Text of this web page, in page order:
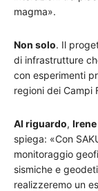
magma».
Non solo. Il
di infrastrutture
con esperimenti
regioni dei Campi
Al riguardo,
spiega: «Con
monitoraggio
sismiche e
realizzeremo un